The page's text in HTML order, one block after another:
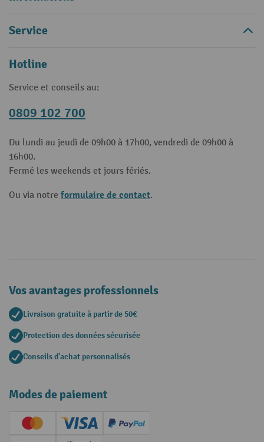
Service
Hotline
Service et conseils au:
0809 102 700
Du lundi au jeudi de 09h00 à 17h00, vendredi de 09h00 à
16h00.
Fermé les weekends et jours fériés.
Ou via notre formulaire de contact.
Vos avantages professionnels
Livraison gratuite à partir de 50€
Protection des données sécurisée
Conseils d'achat personnalisés
Modes de paiement
Creditcard (Master)Creditcard (Visa)
PayPal